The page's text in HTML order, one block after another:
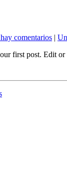
comentarios |
first post. Edit